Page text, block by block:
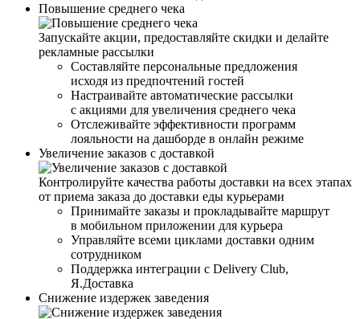
Повышение среднего чека
Запускайте акции, предоставляйте скидки и делайте
рекламные рассылки
Составляйте персональные предложения
исходя из предпочтений гостей
Настраивайте автоматические рассылки
с акциями для увеличения среднего чека
Отслеживайте эффективности программ
лояльности на дашборде в онлайн режиме
Увеличение заказов с доставкой
Контролируйте качества работы доставки на всех этапах
от приема заказа до доставки еды курьерами
Принимайте заказы и прокладывайте маршрут
в мобильном приложении для курьера
Управляйте всеми циклами доставки одним
сотрудником
Поддержка интеграции с Delivery Club,
Я.Доставка
Снижение издержек заведения